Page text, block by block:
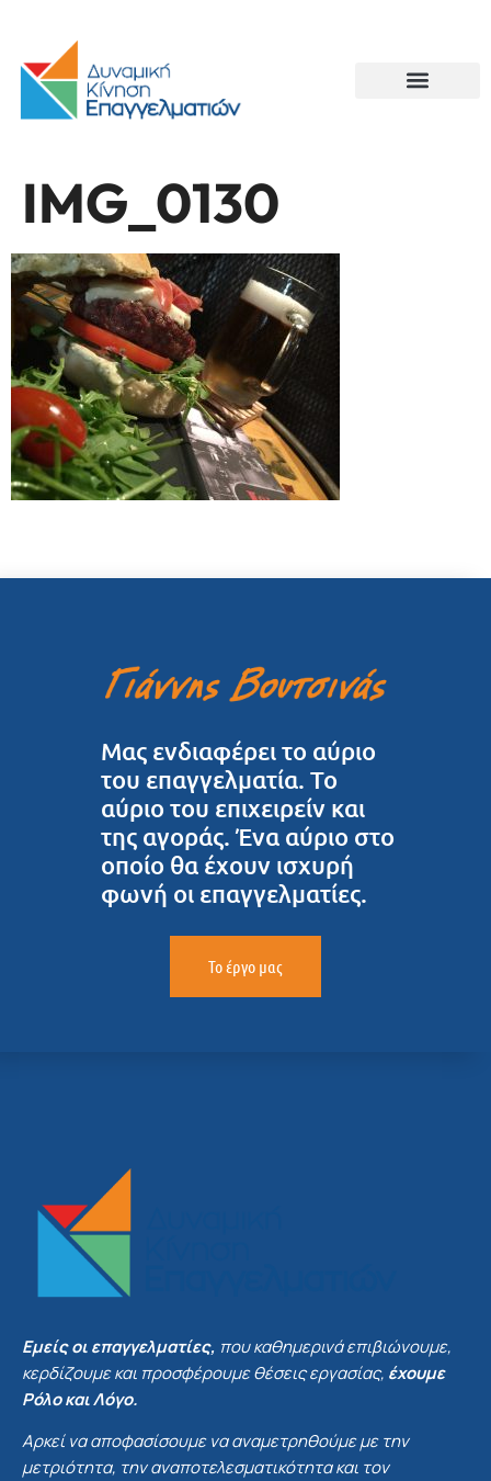
IMG_0130
Μας ενδιαφέρει το αύριο
του επαγγελματία. Το
αύριο του επιχειρείν και
της αγοράς. Ένα αύριο στο
οποίο θα έχουν ισχυρή
φωνή οι επαγγελματίες.
Το έργο μας
Εμείς οι επαγγελματίες, που καθημερινά επιβιώνουμε,
κερδίζουμε και προσφέρουμε θέσεις εργασίας, έχουμε
Ρόλο και Λόγο.
Αρκεί να αποφασίσουμε να αναμετρηθούμε με την
μετριότητα, την αναποτελεσματικότητα και τον